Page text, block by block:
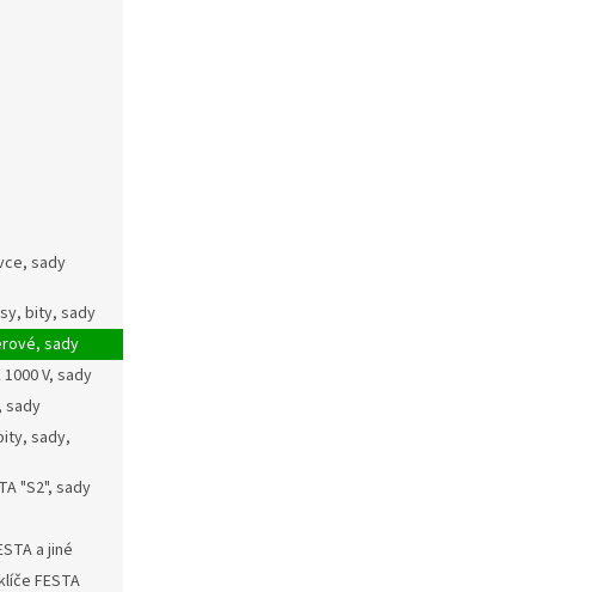
sady
bity, sady
sady
V, sady
sady
sady,
"S2", sady
a jiné
FESTA